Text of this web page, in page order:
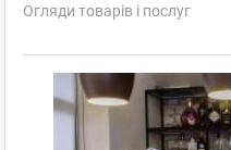
Огляди товарів і послуг